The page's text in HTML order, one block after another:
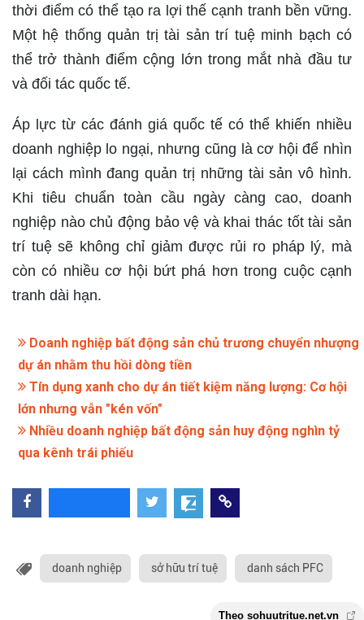
thời điểm có thể tạo ra lợi thế cạnh tranh bền vững.
Một hệ thống quản trị tài sản trí tuệ minh bạch có
thể trở thành điểm cộng lớn trong mắt nhà đầu tư
và đối tác quốc tế.
Áp lực từ các đánh giá quốc tế có thể khiến nhiều
doanh nghiệp lo ngại, nhưng cũng là cơ hội để nhìn
lại cách mình đang quản trị những tài sản vô hình.
Khi tiêu chuẩn toàn cầu ngày càng cao, doanh
nghiệp nào chủ động bảo vệ và khai thác tốt tài sản
trí tuệ sẽ không chỉ giảm được rủi ro pháp lý, mà
còn có nhiều cơ hội bứt phá hơn trong cuộc cạnh
tranh dài hạn.
Doanh nghiệp bất động sản chủ trương chuyển nhượng
dự án nhằm thu hồi dòng tiền
Tín dụng xanh cho dự án tiết kiệm năng lượng: Cơ hội
lớn nhưng vẫn "kén vốn"
Nhiều doanh nghiệp bất động sản huy động nghìn tỷ
qua kênh trái phiếu
doanh nghiệp sở hữu trí tuệ danh sách PFC